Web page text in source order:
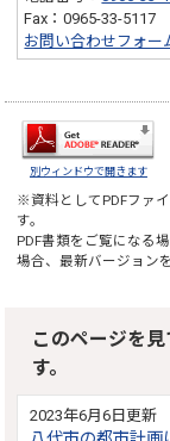
Fax：0965-33-5117
お問い合わせフォー
別ウィンドウで開きます
※資料としてPDFファ
す。
PDF書類をご覧になる場
場合、最新バージョン
このページを
す。
2023年6月6日更新